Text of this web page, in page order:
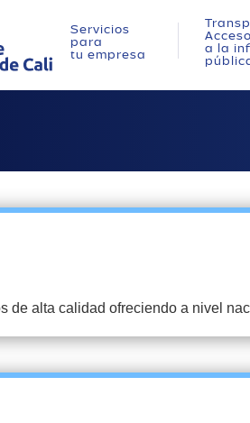
Servicios
para
tu empresa
a la
de alta calidad ofreciendo a nivel